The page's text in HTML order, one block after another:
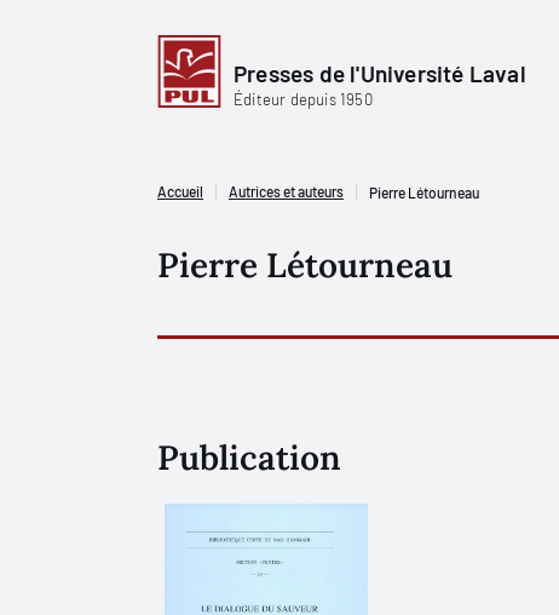
Presses de l'Université Laval
Éditeur depuis 1950
Accueil Autrices et auteurs Pierre Létourneau
Pierre Létourneau
Publication